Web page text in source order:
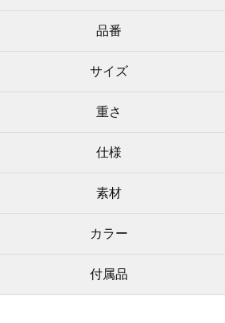
品番
サイズ
重さ
仕様
素材
カラー
付属品